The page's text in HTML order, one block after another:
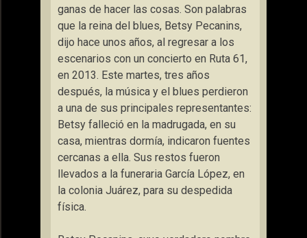
ganas de hacer las cosas. Son palabras
que la reina del blues, Betsy Pecanins,
dijo hace unos años, al regresar a los
escenarios con un concierto en Ruta 61,
en 2013. Este martes, tres años
después, la música y el blues perdieron
a una de sus principales representantes:
Betsy falleció en la madrugada, en su
casa, mientras dormía, indicaron fuentes
cercanas a ella. Sus restos fueron
llevados a la funeraria García López, en
la colonia Juárez, para su despedida
física.